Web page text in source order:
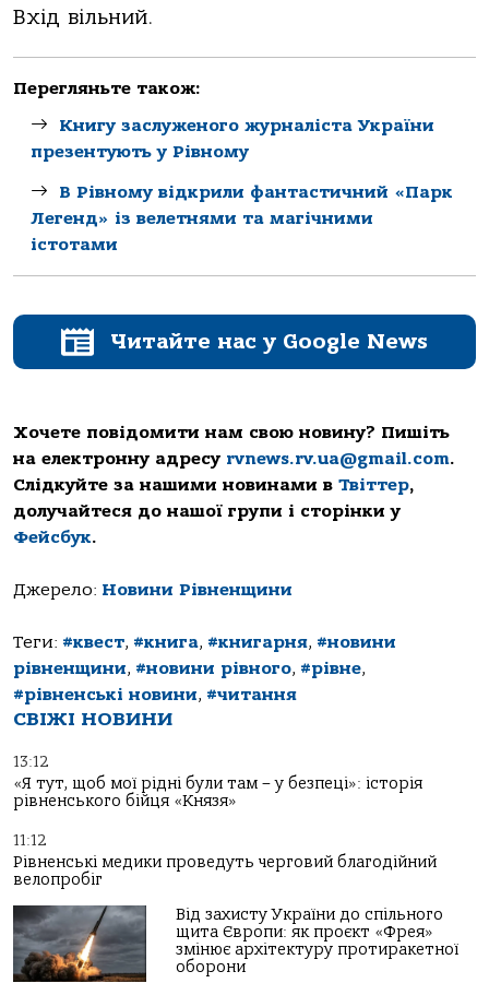
Вхід вільний.
Перегляньте також:
Книгу заслуженого журналіста України
презентують у Рівному
В Рівному відкрили фантастичний «Парк
Легенд» із велетнями та магічними
істотами
Читайте нас у Google News
Хочете повідомити нам свою новину? Пишіть
на електронну адресу rvnews.rv.ua@gmail.com.
Слідкуйте за нашими новинами в Твіттер,
долучайтеся до нашої групи і сторінки у
Фейсбук.
Джерело: Новини Рівненщини
Теги: #квест, #книга, #книгарня, #новини
рівненщини, #новини рівного, #рівне,
#рівненські новини, #читання
СВІЖІ НОВИНИ
13:12
«Я тут, щоб мої рідні були там – у безпеці»: історія
рівненського бійця «Князя»
11:12
Рівненські медики проведуть черговий благодійний
велопробіг
Від захисту України до спільного
щита Європи: як проєкт «Фрея»
змінює архітектуру протиракетної
оборони